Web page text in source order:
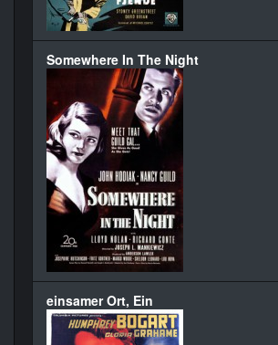
Somewhere In The Night
einsamer Ort, Ein